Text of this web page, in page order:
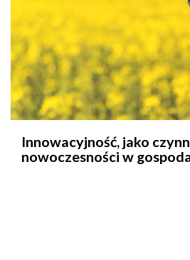
Innowacyjność, jako
nowoczesności w